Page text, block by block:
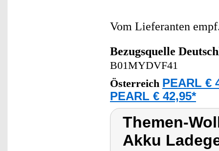
Vom Lieferanten
Bezugsquelle
B01MYDVF41
Österreich PEARL €
PEARL € 42,95*
Themen-
Akku